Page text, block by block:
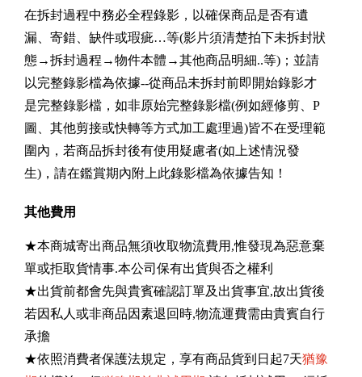
在拆封過程中務必全程錄影，以確保商品是否有遺
漏、寄錯、缺件或瑕疵…等(影片須清楚拍下未拆封狀
態→拆封過程→物件本體→其他商品明細..等)；並請
以完整錄影檔為依據--從商品未拆封前即開始錄影才
是完整錄影檔，如非原始完整錄影檔(例如經修剪、P
圖、其他剪接或快轉等方式加工處理過)皆不在受理範
圍內，若商品拆封後有使用疑慮者(如上述情況發
生)，請在鑑賞期內附上此錄影檔為依據告知！
其他費用
★本商城寄出商品無須收取物流費用,惟發現為惡意棄
單或拒取貨情事.本公司保有出貨與否之權利
★出貨前都會先與貴賓確認訂單及出貨事宜,故出貨後
若因私人或非商品因素退回時,物流運費需由貴賓自行
承擔
★依照消費者保護法規定，享有商品貨到日起7天猶豫